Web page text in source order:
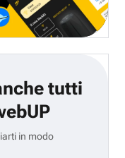
tutti
in modo